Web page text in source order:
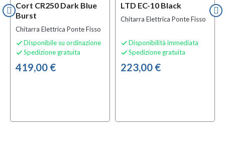
Cort CR250 Dark Blue
Burst
Chitarra Elettrica Ponte Fisso
 Disponibile su ordinazione
 Spedizione gratuita
419,00 €
LTD EC-10 Black
Chitarra Elettrica Ponte Fisso
 Disponibilità immediata
 Spedizione gratuita
223,00 €